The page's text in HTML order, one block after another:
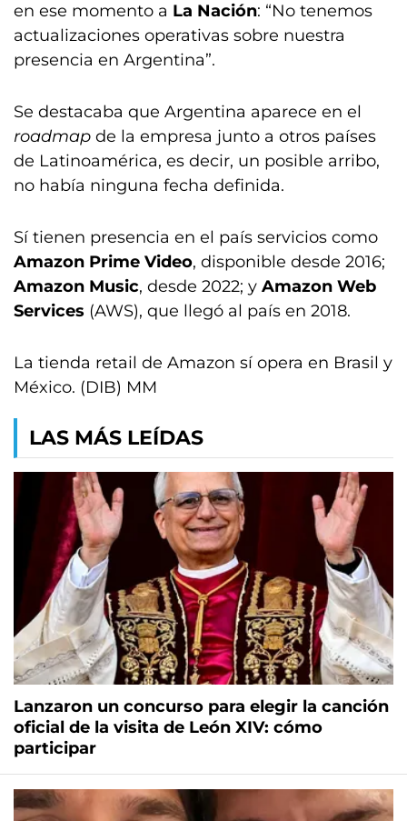
en ese momento a La Nación: “No tenemos
actualizaciones operativas sobre nuestra
presencia en Argentina”.
Se destacaba que Argentina aparece en el
roadmap de la empresa junto a otros países
de Latinoamérica, es decir, un posible arribo,
no había ninguna fecha definida.
Sí tienen presencia en el país servicios como
Amazon Prime Video, disponible desde 2016;
Amazon Music, desde 2022; y Amazon Web
Services (AWS), que llegó al país en 2018.
La tienda retail de Amazon sí opera en Brasil y
México. (DIB) MM
LAS MÁS LEÍDAS
Lanzaron un concurso para elegir la canción
oficial de la visita de León XIV: cómo
participar